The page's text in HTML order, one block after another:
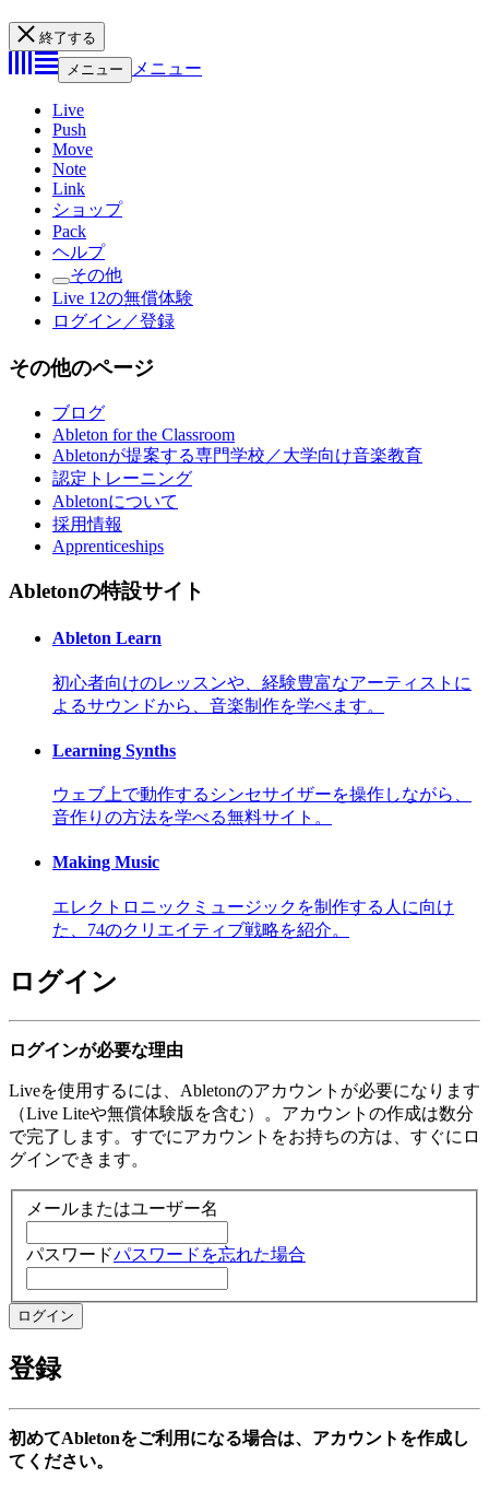
終了する
メニュー
メニュー
Live
Push
Move
Note
Link
ショップ
Pack
ヘルプ
その他
Live 12の無償体験
ログイン／登録
その他のページ
ブログ
Ableton for the Classroom
Abletonが提案する専門学校／大学向け音楽教育
認定トレーニング
Abletonについて
採用情報
Apprenticeships
Abletonの特設サイト
Ableton Learn
初心者向けのレッスンや、経験豊富なアーティストに
よるサウンドから、音楽制作を学べます。
Learning Synths
ウェブ上で動作するシンセサイザーを操作しながら、
音作りの方法を学べる無料サイト。
Making Music
エレクトロニックミュージックを制作する人に向け
た、74のクリエイティブ戦略を紹介。
ログイン
ログインが必要な理由
Liveを使用するには、Abletonのアカウントが必要になります
（Live Liteや無償体験版を含む）。アカウントの作成は数分
で完了します。すでにアカウントをお持ちの方は、すぐにロ
グインできます。
メールまたはユーザー名
パスワードパスワードを忘れた場合
登録
初めてAbletonをご利用になる場合は、アカウントを作成し
てください。